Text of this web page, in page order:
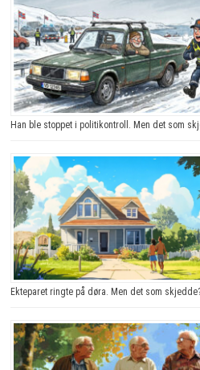
Han ble stoppet i politikontroll. Men det som
Ekteparet ringte på døra. Men det som